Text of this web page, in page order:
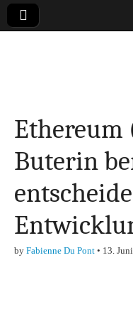
&
Ethereum
Buterin
by Fabienne Du Pont • 13.